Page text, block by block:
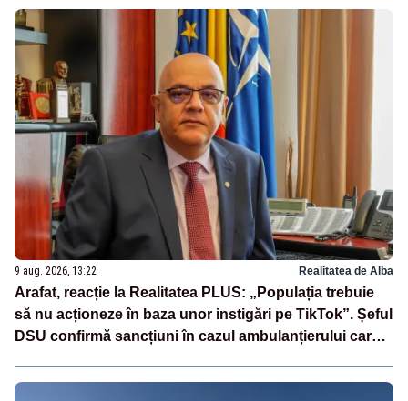
9 aug. 2026, 13:22 Realitatea de Alba
Arafat, reacție la Realitatea PLUS: „Populația trebuie
să nu acționeze în baza unor instigări pe TikTok”. Șeful
DSU confirmă sancțiuni în cazul ambulanțierului care a